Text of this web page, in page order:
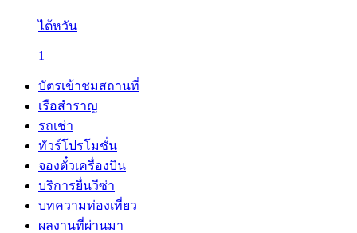
ไต้หวัน
1
บัตรเข้าชมสถานที่
เรือสำราญ
รถเช่า
ทัวร์โปรโมชั่น
จองตั๋วเครื่องบิน
บริการยื่นวีซ่า
บทความท่องเที่ยว
ผลงานที่ผ่านมา